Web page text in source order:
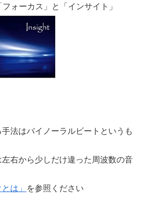
ォーカス」と「インサイト」
手法はバイノーラルビート というも
右から少しだけ違った周波数の音
は」 を参照ください